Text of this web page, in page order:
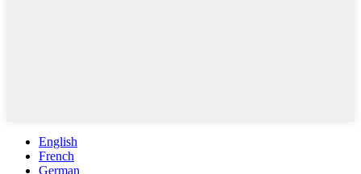
English
French
German